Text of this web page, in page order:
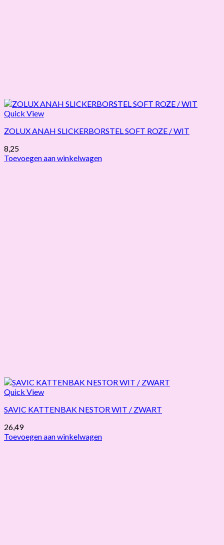
Quick View
ZOLUX ANAH SLICKERBORSTEL SOFT ROZE / WIT
8,25
Toevoegen aan winkelwagen
Quick View
SAVIC KATTENBAK NESTOR WIT / ZWART
26,49
Toevoegen aan winkelwagen